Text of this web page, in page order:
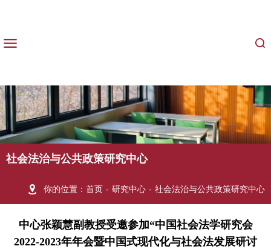
社会法治与公共政策研究中心
你的位置： 首页 - 研究中心 - 社会法治与公共政策研究中心
中心张颖慧副教授受邀参加“中国社会法学研究会
2022-2023年年会暨中国式现代化与社会法发展研讨